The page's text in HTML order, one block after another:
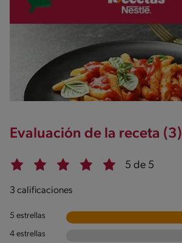
Evaluación de la receta (3)
5 de 5
3 calificaciones
5 estrellas
4 estrellas